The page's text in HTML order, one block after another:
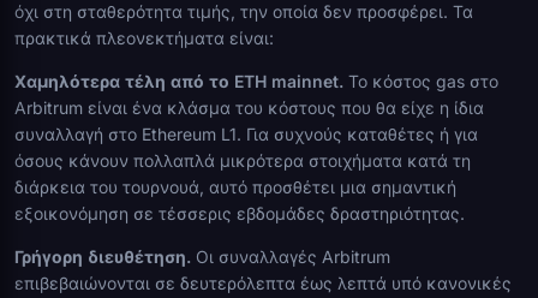
όχι στη σταθερότητα τιμής, την οποία δεν προσφέρει. Τα
πρακτικά πλεονεκτήματα είναι:
Χαμηλότερα τέλη από το ETH mainnet. Το κόστος gas στο
Arbitrum είναι ένα κλάσμα του κόστους που θα είχε η ίδια
συναλλαγή στο Ethereum L1. Για συχνούς καταθέτες ή για
όσους κάνουν πολλαπλά μικρότερα στοιχήματα κατά τη
διάρκεια του τουρνουά, αυτό προσθέτει μια σημαντική
εξοικονόμηση σε τέσσερις εβδομάδες δραστηριότητας.
Γρήγορη διευθέτηση. Οι συναλλαγές Arbitrum
επιβεβαιώνονται σε δευτερόλεπτα έως λεπτά υπό κανονικές